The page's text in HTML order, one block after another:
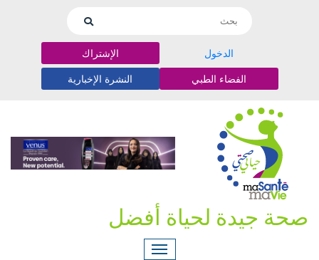
الدخول الإشتراك
الفضاء الطبي النشرة الإخبارية
صحة جيدة لحياة أفضل